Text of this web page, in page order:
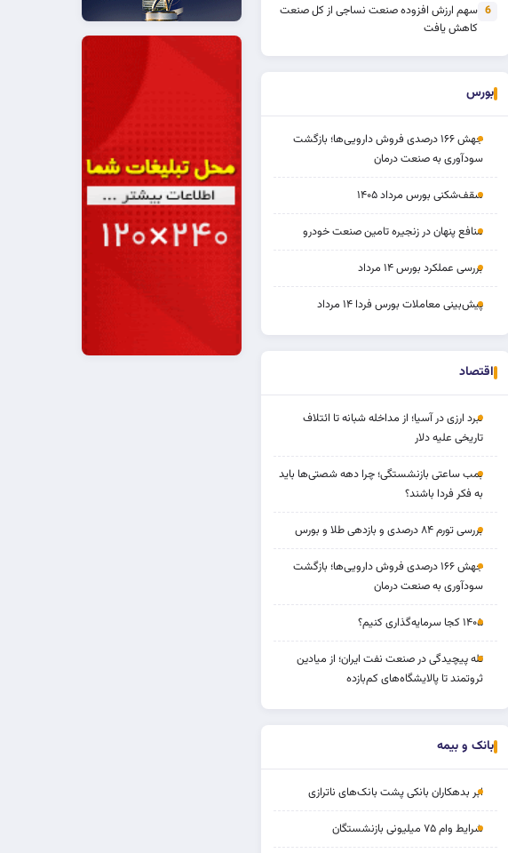
6 سهم ارزش افزوده صنعت نساجی از کل صنعت
کاهش یافت
بورس
جهش ۱۶۶ درصدی فروش دارویی‌ها؛ بازگشت
سودآوری به صنعت درمان
سقف‌شکنی بورس مرداد ۱۴۰۵
منافع پنهان در زنجیره تامین صنعت خودرو
بررسی عملکرد بورس ۱۴ مرداد
پیش‌بینی معاملات بورس فردا ۱۴ مرداد
اقتصاد
نبرد ارزی در آسیا؛ از مداخله‌ شبانه تا ائتلاف
تاریخی علیه دلار
بمب ساعتی بازنشستگی؛ چرا دهه شصتی‌ها باید
به فکر فردا باشند؟
بررسی تورم ۸۴ درصدی و بازدهی طلا و بورس
جهش ۱۶۶ درصدی فروش دارویی‌ها؛ بازگشت
سودآوری به صنعت درمان
۱۴۰۵ کجا سرمایه‌گذاری کنیم؟
تله پیچیدگی در صنعت نفت ایران؛ از میادین
ثروتمند تا پالایشگاه‌های کم‌بازده
بانک و بیمه
ابر بدهکاران بانکی پشت بانک‌های ناترازی
شرایط وام ۷۵ میلیونی بازنشستگان